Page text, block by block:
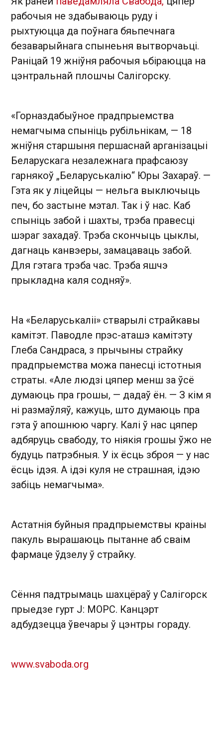
рабочыя не здабываюць руду і
рыхтуюцца да поўнага бяьпечнага
безаварыйнага спынеьня вытворчаьці.
Раніцай 19 жніўня рабочыя ьбіраюцца на
цэнтральнай плошчы Салігорску.
«Горназдабыўное прадпрыемства
немагчыма спыніць рубільнікам, — 18
жніўня старшыня першаснай арганізацыі
Беларускага незалежнага прафсаюзу
гарнякоў „Беларуськалію“ Юры Захараў. —
Гэта як у ліцейцы — нельга выключыць
печ, бо застыне мэтал. Так і ў нас. Каб
спыніць забой і шахты, трэба правесці
шэраг захадаў. Трэба скончыць цыклы,
дагнаць канвэеры, замацаваць забой.
Для гэтага трэба час. Трэба яшчэ
прыкладна каля содняў».
На «Беларуськаліі» стварылі страйкавы
камітэт. Паводле прэс-аташэ камітэту
Глеба Сандраса, з прычыны страйку
прадпрыемства можа панесці істотныя
страты. «Але людзі цяпер менш за ўсё
думаюць пра грошы, — дадаў ён. — З кім я
ні размаўляў, кажуць, што думаюць пра
гэта ў апошнюю чаргу. Калі ў нас цяпер
адбяруць свабоду, то ніякія грошы ўжо не
будуць патрэбныя. У іх ёсць зброя — у нас
ёсць ідэя. А ідэі куля не страшная, ідэю
забіць немагчыма».
Астатнія буйныя прадпрыемствы краіны
пакуль вырашаюць пытанне аб сваім
фармаце ўдзелу ў страйку.
Сёння падтрымаць шахцёраў у Салігорск
прыедзе гурт J: МОРС. Канцэрт
адбудзецца ўвечары ў цэнтры гораду.
www.svaboda.org